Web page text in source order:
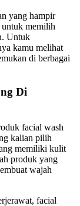
yang hampir
untuk memilih
Untuk
kamu melihat
di berbagai
Di
facial wash
kalian pilih
memiliki kulit
produk yang
wajah
facial